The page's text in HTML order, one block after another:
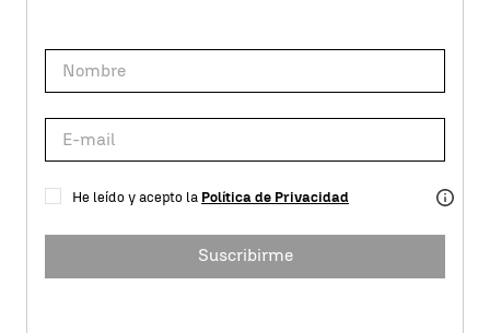
He leído y acepto la Política de Privacidad
Suscribirme